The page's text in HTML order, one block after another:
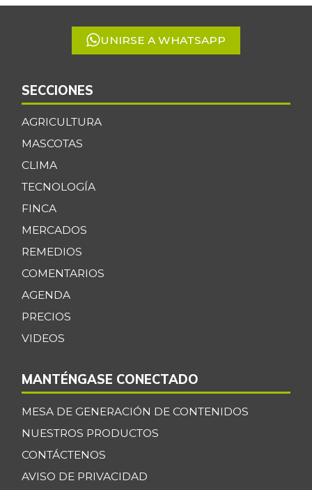
5
UNIRSE A WHATSAPP
SECCIONES
AGRICULTURA
MASCOTAS
CLIMA
TECNOLOGÍA
FINCA
MERCADOS
REMEDIOS
COMENTARIOS
AGENDA
PRECIOS
VIDEOS
MANTÉNGASE CONECTADO
MESA DE GENERACIÓN DE CONTENIDOS
NUESTROS PRODUCTOS
CONTÁCTENOS
AVISO DE PRIVACIDAD